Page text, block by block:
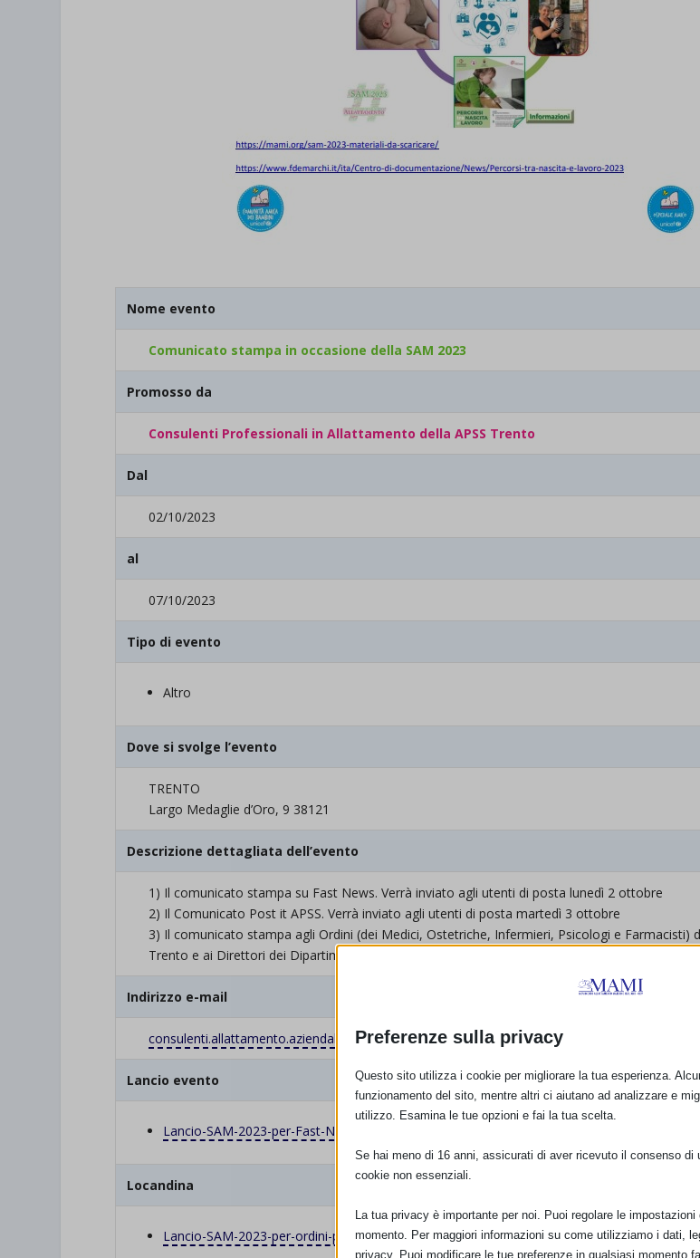
Nome evento
Comunicato stampa in occasione della SAM 2023
Promosso da
Consulenti Professionali in Allattamento della APSS Trento
Dal
02/10/2023
al
07/10/2023
Tipo di evento
Altro
Dove si svolge l’evento
TRENTO
Largo Medaglie d’Oro, 9 38121
Descrizione dettagliata dell’evento
1) Il comunicato stampa su Fast News. Verrà inviato agli utenti di posta lunedì 2 ottobre
2) Il Comunicato Post it APSS. Verrà inviato agli utenti di posta martedì 3 ottobre
3) Il comunicato stampa agli Ordini (dei Medici, Ostetriche, Infermieri, Psicologi e Farmacisti)
Trento e ai Direttori dei Dipartimenti Transmurali Ostetrico-Ginecologico e Pediatrico.
Indirizzo e-mail
consulenti.allattamento.aziendale@apss.tn.it
Lancio evento
Lancio-SAM-2023-per-Fast-News.pdf
Locandina
Lancio-SAM-2023-per-ordini-professionali.pdf
Preferenze sulla privacy
Questo sito utilizza i cookie per migliorare la tua esperienza.
funzionamento del sito, mentre altri ci aiutano ad analizzare e
utilizzo. Esamina le tue opzioni e fai la tua scelta.
Se hai meno di 16 anni, assicurati di aver ricevuto il consenso di
cookie non essenziali.
La tua privacy è importante per noi. Puoi regolare le
momento. Per maggiori informazioni su come utilizziamo i dati,
privacy. Puoi modificare le tue preferenze in qualsiasi momento